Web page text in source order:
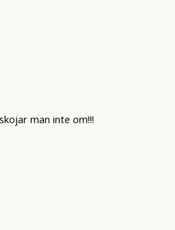
man inte om!!!